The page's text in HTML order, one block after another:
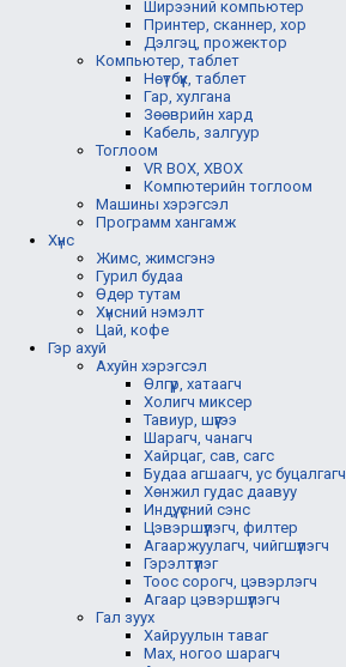
Ширээний компьютер
Принтер, сканнер, хор
Дэлгэц, прожектор
Компьютер, таблет
Нөүтбүүк, таблет
Гар, хулгана
Зөөврийн хард
Кабель, залгуур
Тоглоом
VR BOX, XBOX
Компютерийн тоглоом
Машины хэрэгсэл
Программ хангамж
Хүнс
Жимс, жимсгэнэ
Гурил будаа
Өдөр тутам
Хүнсний нэмэлт
Цай, кофе
Гэр ахуй
Ахуйн хэрэгсэл
Өлгүүр, хатаагч
Холигч миксер
Тавиур, шүүгээ
Шарагч, чанагч
Хайрцаг, сав, сагс
Будаа агшаагч, ус буцалгагч
Хөнжил гудас даавуу
Индүү, үсний сэнс
Цэвэршүүлэгч, филтер
Агааржуулагч, чийгшүүлэгч
Гэрэлтүүлэг
Тоос сорогч, цэвэрлэгч
Агаар цэвэршүүлэгч
Гал зуух
Хайруулын таваг
Мах, ногоо шарагч